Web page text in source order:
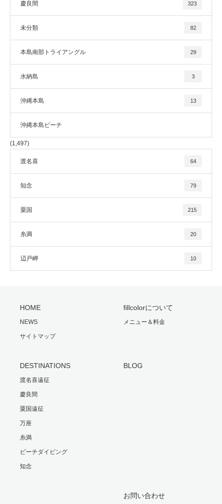
慶良間 323
未分類 82
本島南部トライアングル 29
水納島 3
沖縄本島 13
沖縄本島ビーチ
(1,497)
渡名喜 64
知念 79
粟国 215
糸満 20
辺戸岬 10
HOME
NEWS
サイトマップ
fillcolorについて
メニュー＆料金
DESTINATIONS
渡名喜遠征
慶良間
粟国遠征
万座
糸満
ビーチダイビング
知念
BLOG
お問い合わせ